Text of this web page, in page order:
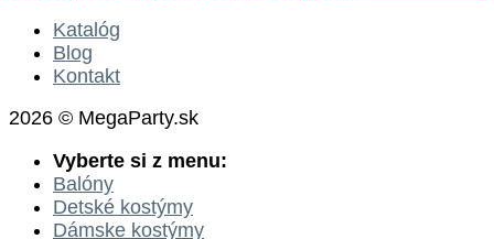
Katalóg
Blog
Kontakt
2026 © MegaParty.sk
Vyberte si z menu:
Balóny
Detské kostýmy
Dámske kostýmy